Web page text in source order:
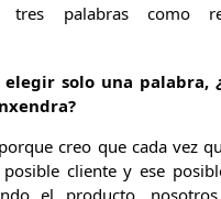
palabras como
solo una palabra,
creo que cada vez
cliente y ese
el producto,